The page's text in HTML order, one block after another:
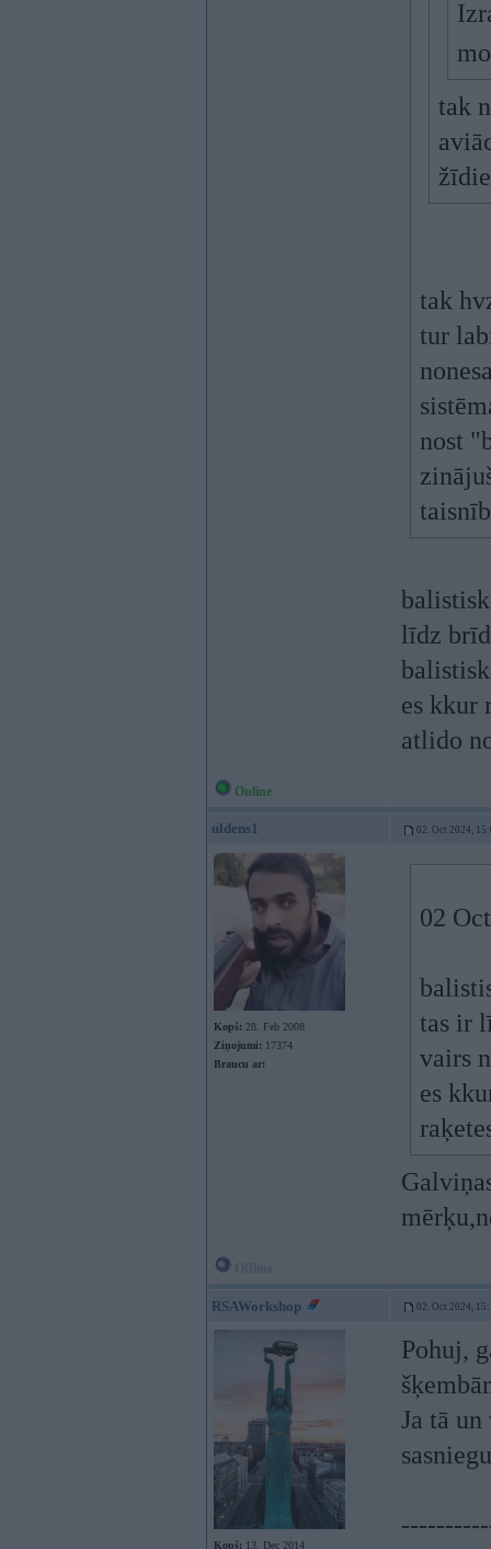
tak
tak
tur
nost
līdz
es kkur
atlido
Online
uldens1 02. Oct 2024,
Kopš: 28. Feb 2008
Ziņojumi: 17374
Braucu ar:
02
tas ir
vairs
es
RSAWorkshop 02. Oct 2024,
Kopš: 13. Dec 2014
Pohuj,
Ja tā